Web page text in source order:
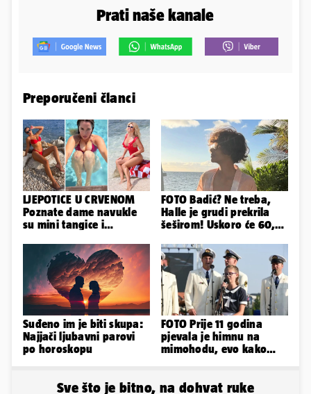
Prati naše kanale
Preporučeni članci
LJEPOTICE U CRVENOM
Poznate dame navukle
su mini tangice i
FOTO Badić? Ne treba,
Halle je grudi prekrila
šeširom! Uskoro će 60,
Suđeno im je biti skupa:
Najjači ljubavni parovi
po horoskopu
FOTO Prije 11 godina
pjevala je himnu na
mimohodu, evo kako
Sve što je bitno, na dohvat ruke